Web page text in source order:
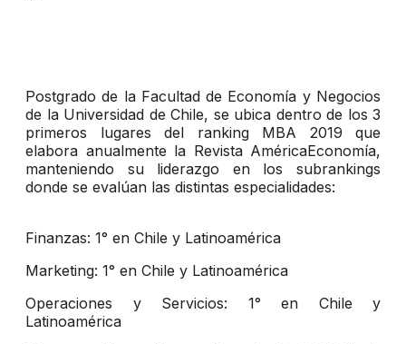
Postgrado de la Facultad de Economía y Negocios
de la Universidad de Chile, se ubica dentro de los 3
primeros lugares del ranking MBA 2019 que
elabora anualmente la Revista AméricaEconomía,
manteniendo su liderazgo en los subrankings
donde se evalúan las distintas especialidades:
Finanzas: 1° en Chile y Latinoamérica
Marketing: 1° en Chile y Latinoamérica
Operaciones y Servicios: 1° en Chile y
Latinoamérica